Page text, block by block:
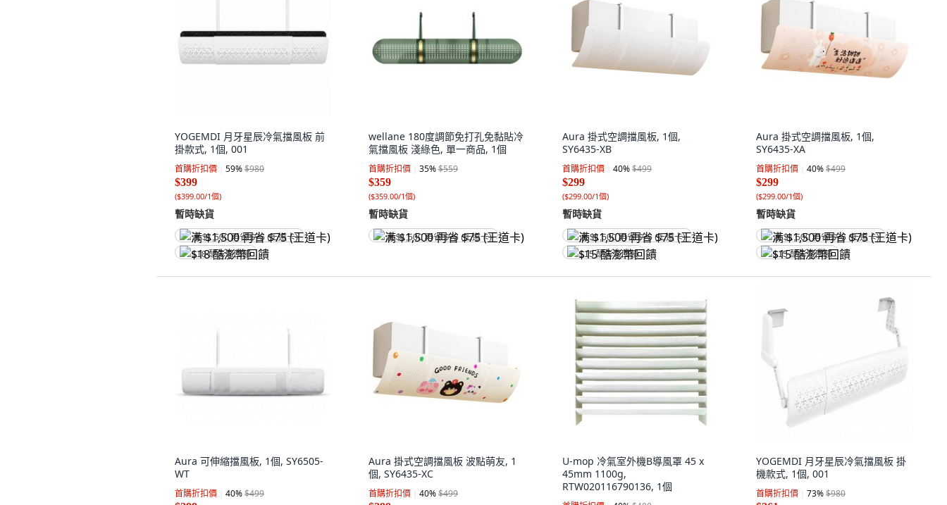
YOGEMDI 月牙星辰冷氣擋風板 前
掛款式, 1個, 001
首購折扣價 59%$980
$399
($399.00/1個)
暫時缺貨
满 $1,500 再省 $75 (王道卡)
$18 酷澎幣回饋
wellane 180度調節免打孔免黏貼冷
氣擋風板 淺綠色, 單一商品, 1個
首購折扣價 35%$559
$359
($359.00/1個)
暫時缺貨
满 $1,500 再省 $75 (王道卡)
Aura 掛式空調擋風板, 1個,
SY6435-XB
首購折扣價 40%$499
$299
($299.00/1個)
暫時缺貨
满 $1,500 再省 $75 (王道卡)
$15 酷澎幣回饋
Aura 掛式空調擋風板, 1個,
SY6435-XA
首購折扣價 40%$499
$299
($299.00/1個)
暫時缺貨
满 $1,500 再省 $75 (王道卡)
$15 酷澎幣回饋
Aura 可伸縮擋風板, 1個, SY6505-
WT
首購折扣價 40%$499
Aura 掛式空調擋風板 波點萌友, 1
個, SY6435-XC
首購折扣價 40%$499
U-mop 冷氣室外機B導風罩 45 x
45mm 1100g,
RTW020116790136, 1個
YOGEMDI 月牙星辰冷氣擋風板 掛
機款式, 1個, 001
首購折扣價 73%$980